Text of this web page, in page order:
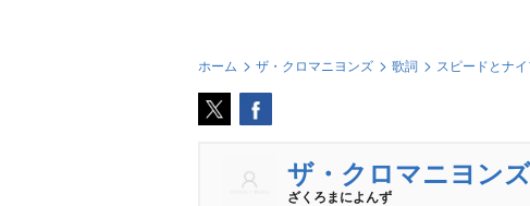
ホーム ザ・クロマニヨンズ 歌詞 スピードとナ
ザ・クロマニヨンズ
ざくろまによんず